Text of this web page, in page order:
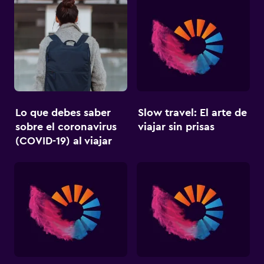
Lo que debes saber
sobre el coronavirus
(COVID-19) al viajar
Slow travel: El arte de
viajar sin prisas